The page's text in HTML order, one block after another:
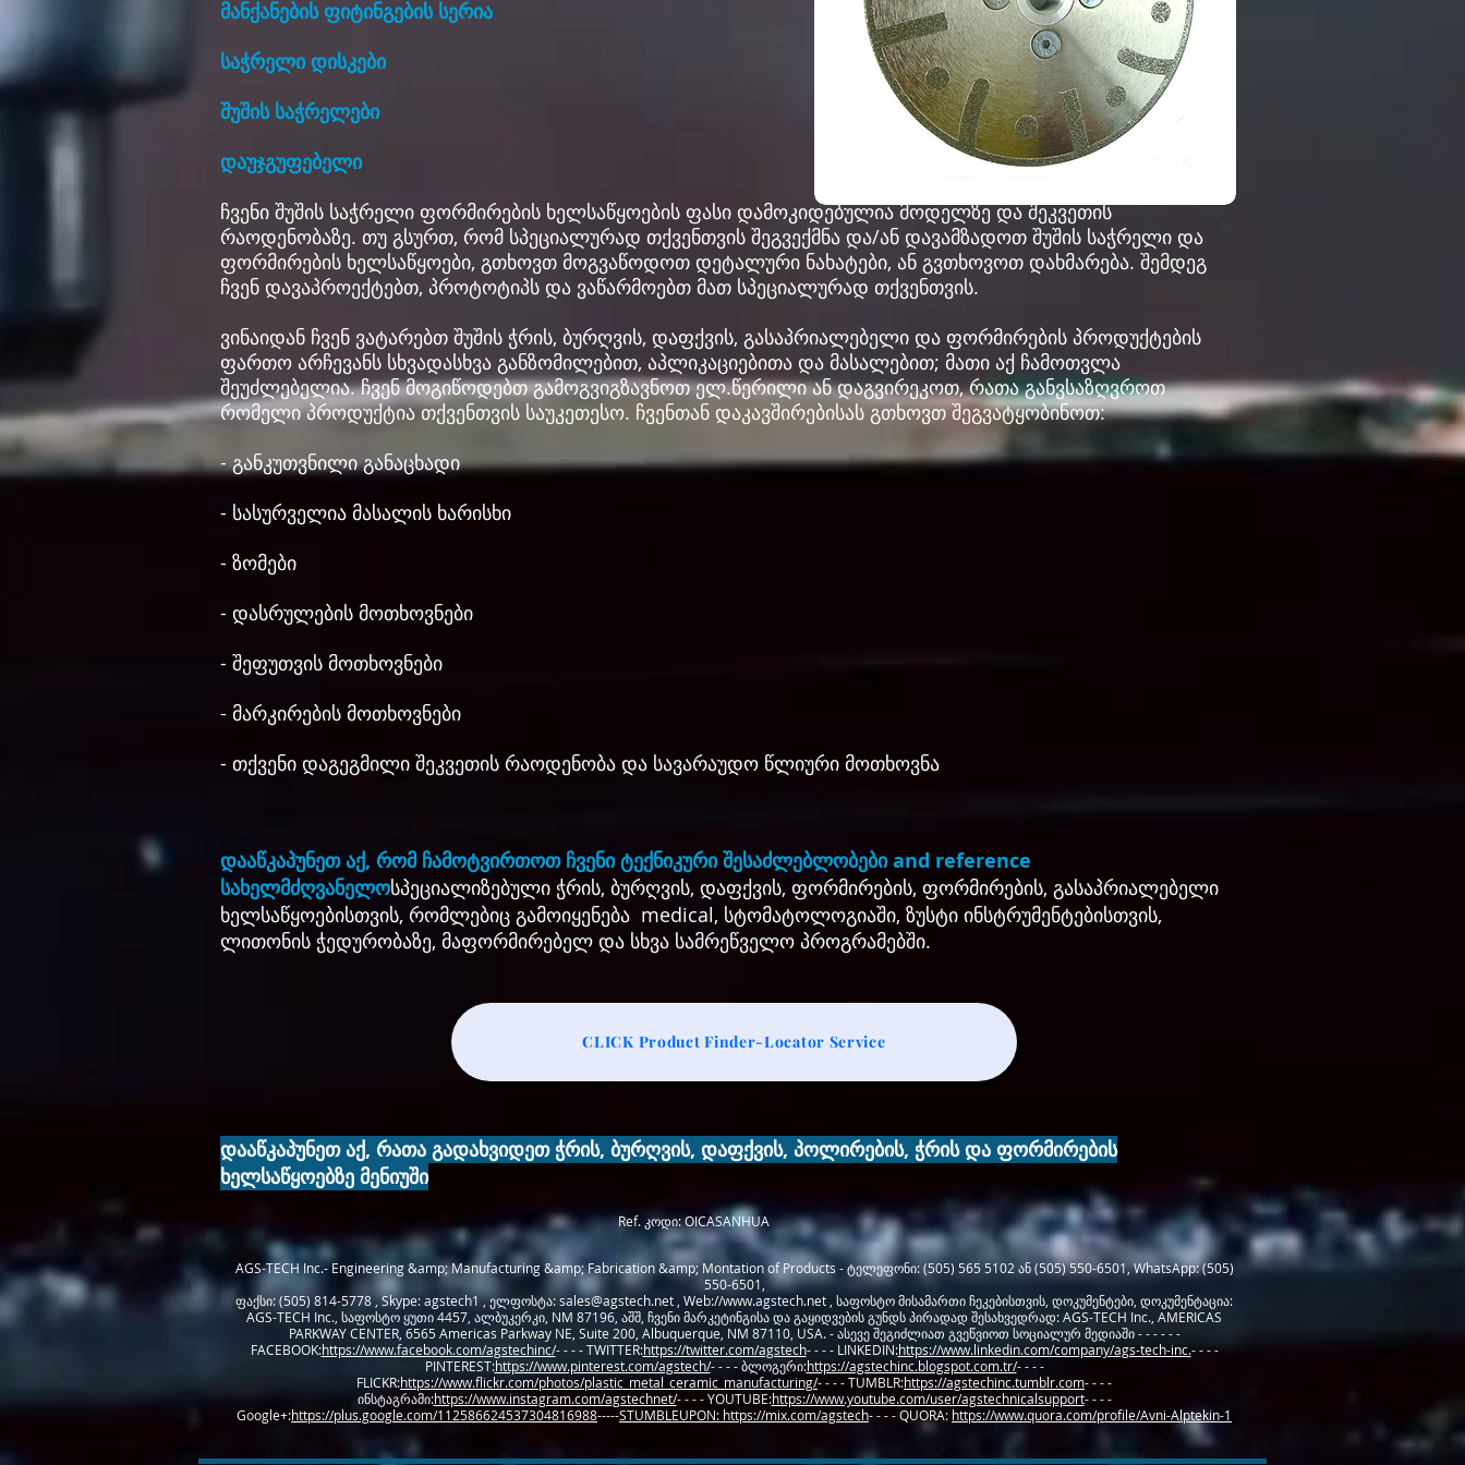
მანქანების ფიტინგების სერია
საჭრელი დისკები
შუშის საჭრელები
დაუჯგუფებელი
ჩვენი შუშის საჭრელი ფორმირების ხელსაწყოების ფასი დამოკიდებულია მოდელზე და შეკვეთის
რაოდენობაზე. თუ გსურთ, რომ სპეციალურად თქვენთვის შეგვექმნა და/ან დავამზადოთ შუშის საჭრელი და
ფორმირების ხელსაწყოები, გთხოვთ მოგვაწოდოთ დეტალური ნახატები, ან გვთხოვოთ დახმარება. შემდეგ
ჩვენ დავაპროექტებთ, პროტოტიპს და ვაწარმოებთ მათ სპეციალურად თქვენთვის.
ვინაიდან ჩვენ ვატარებთ შუშის ჭრის, ბურღვის, დაფქვის, გასაპრიალებელი და ფორმირების პროდუქტების
ფართო არჩევანს სხვადასხვა განზომილებით, აპლიკაციებითა და მასალებით; მათი აქ ჩამოთვლა
შეუძლებელია. ჩვენ მოგიწოდებთ გამოგვიგზავნოთ ელ.წერილი ან დაგვირეკოთ, რათა განვსაზღვროთ
რომელი პროდუქტია თქვენთვის საუკეთესო. ჩვენთან დაკავშირებისას გთხოვთ შეგვატყობინოთ:
- განკუთვნილი განაცხადი
- სასურველია მასალის ხარისხი
- ზომები
- დასრულების მოთხოვნები
- შეფუთვის მოთხოვნები
- მარკირების მოთხოვნები
- თქვენი დაგეგმილი შეკვეთის რაოდენობა და სავარაუდო წლიური მოთხოვნა
დააწკაპუნეთ აქ, რომ ჩამოტვირთოთ ჩვენი ტექნიკური შესაძლებლობები and reference
სახელმძღვანელოსპეციალიზებული ჭრის, ბურღვის, დაფქვის, ფორმირების, ფორმირების, გასაპრიალებელი
ხელსაწყოებისთვის, რომლებიც გამოიყენება medical, სტომატოლოგიაში, ზუსტი ინსტრუმენტებისთვის,
ლითონის ჭედურობაზე, მაფორმირებელ და სხვა სამრეწველო პროგრამებში.
CLICK Product Finder-Locator Service
დააწკაპუნეთ აქ, რათა გადახვიდეთ ჭრის, ბურღვის, დაფქვის, პოლირების, ჭრის და ფორმირების
ხელსაწყოებზე​ მენიუში
Ref. კოდი: OICASANHUA
AGS-TECH Inc.- Engineering &amp; Manufacturing &amp; Fabrication &amp; Montation of Products - ტელეფონი: (505) 565 5102 ან (505) 550-6501, WhatsApp: (505)
550-6501,
ფაქსი: (505) 814-5778 , Skype: agstech1 , ელფოსტა:sales@agstech.net , Web://www.agstech.net , საფოსტო მისამართი ჩეკებისთვის, დოკუმენტები, დოკუმენტაცია:
AGS-TECH Inc., საფოსტო ყუთი 4457, ალბუკერკი, NM 87196, აშშ, ჩვენი მარკეტინგისა და გაყიდვების გუნდს პირადად შესახვედრად: AGS-TECH Inc., AMERICAS
PARKWAY CENTER, 6565 Americas Parkway NE, Suite 200, Albuquerque, NM 87110, USA. - ასევე შეგიძლიათ გვეწვიოთ სოციალურ მედიაში - - - - - -
FACEBOOK:https://www.facebook.com/agstechinc/- - - - TWITTER:https://twitter.com/agstech- - - - LINKEDIN:https://www.linkedin.com/company/ags-tech-inc.- - - -
PINTEREST:https://www.pinterest.com/agstech/- - - - ბლოგერი:https://agstechinc.blogspot.com.tr/- - - -
FLICKR:https://www.flickr.com/photos/plastic_metal_ceramic_manufacturing/- - - - TUMBLR:https://agstechinc.tumblr.com- - - -
ინსტაგრამი:https://www.instagram.com/agstechnet/- - - - YOUTUBE:https://www.youtube.com/user/agstechnicalsupport- - - -
Google+:https://plus.google.com/112586624537304816988-----STUMBLEUPON: https://mix.com/agstech- - - - QUORA: https://www.quora.com/profile/Avni-Alptekin-1